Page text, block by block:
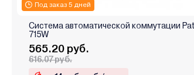
Под заказ 5 дней
Система автоматической коммутации
715W
565.20 руб.
616.07 руб.